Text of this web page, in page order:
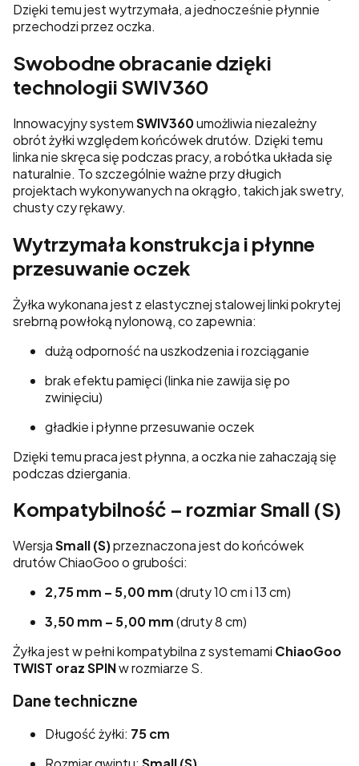
Dzięki temu jest wytrzymała, a jednocześnie płynnie
przechodzi przez oczka.
Swobodne obracanie dzięki
technologii SWIV360
Innowacyjny systemSWIV360umożliwia niezależny
obrót żyłki względem końcówek drutów. Dzięki temu
linka nie skręca się podczas pracy, a robótka układa się
naturalnie. To szczególnie ważne przy długich
projektach wykonywanych na okrągło, takich jak swetry,
chusty czy rękawy.
Wytrzymała konstrukcja i płynne
przesuwanie oczek
Żyłka wykonana jest z elastycznej stalowej linki pokrytej
srebrną powłoką nylonową, co zapewnia:
dużą odporność na uszkodzenia i rozciąganie
brak efektu pamięci (linka nie zawija się po
zwinięciu)
gładkie i płynne przesuwanie oczek
Dzięki temu praca jest płynna, a oczka nie zahaczają się
podczas dziergania.
Kompatybilność – rozmiar Small (S)
WersjaSmall (S)przeznaczona jest do końcówek
drutów ChiaoGoo o grubości:
2,75 mm – 5,00 mm(druty 10 cm i 13 cm)
3,50 mm – 5,00 mm(druty 8 cm)
Żyłka jest w pełni kompatybilna z systemami ChiaoGoo
TWIST oraz SPINw rozmiarze S.
Dane techniczne
Długość żyłki: 75 cm